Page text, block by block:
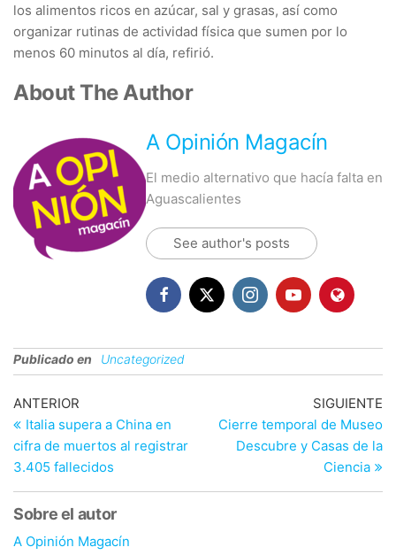
los alimentos ricos en azúcar, sal y grasas, así como
organizar rutinas de actividad física que sumen por lo
menos 60 minutos al día, refirió.
About The Author
A Opinión Magacín
El medio alternativo que hacía falta en
Aguascalientes
See author's posts
Publicado en Uncategorized
Navegación
de
entradas
Entrada
anterior
ANTERIOR
Italia supera a China en
cifra de muertos al registrar
3.405 fallecidos
SIGUIENTE
Cierre temporal de Museo
Descubre y Casas de la
Ciencia
Sobre el autor
A Opinión Magacín